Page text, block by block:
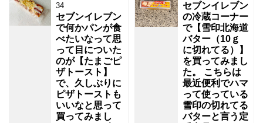
34
セブンイレブン
で何かパンが食
べたいなって思
って目についた
のが【たまごピ
ザトースト】
で、久しぶりに
ピザトーストも
いいなと思って
買ってみまし
セブンイレブン
の冷蔵コーナー
で【雪印北海道
バター（10ｇ
に切れてる）】
を買ってみまし
た。 こちらは
最近便利でハマ
って使っている
雪印の切れてる
バターと言う定